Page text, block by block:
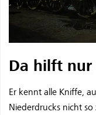
Da hilft nur
Er kennt alle Kniffe,
Niederdrucks nicht